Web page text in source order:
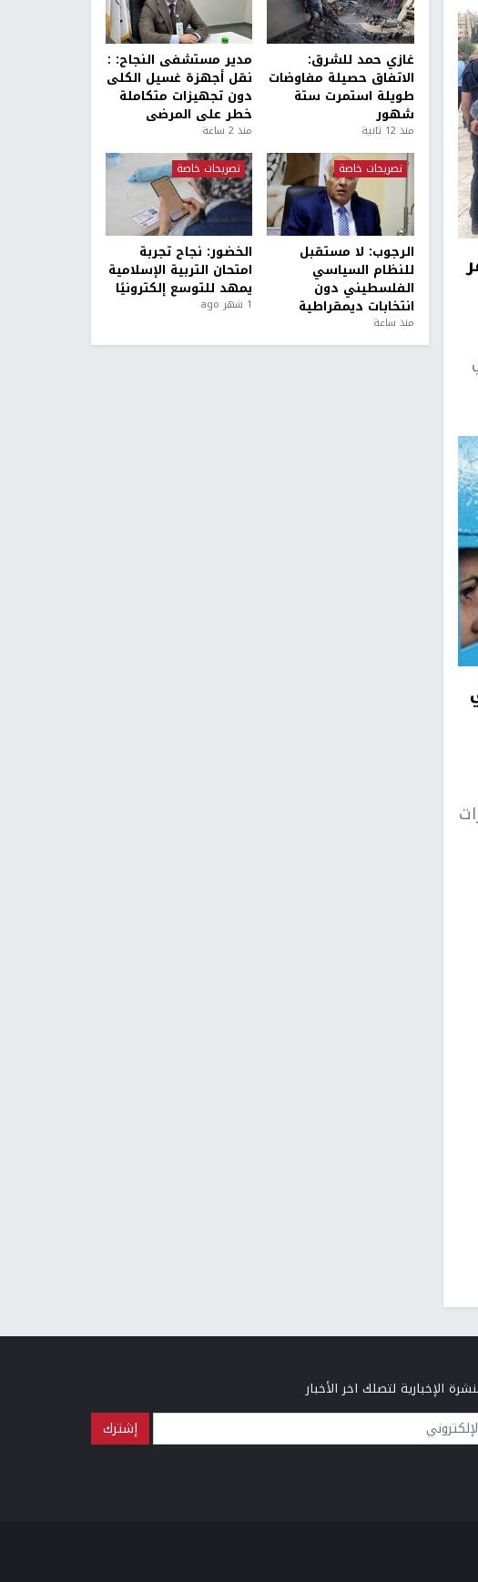
غازي حمد للشرق:
الاتفاق حصيلة مفاوضات
طويلة استمرت ستة
شهور
منذ 12 ثانية
مدير مستشفى النجاح: :
نقل أجهزة غسيل الكلى
دون تجهيزات متكاملة
خطر على المرضى
منذ 2 ساعة
تصريحات خاصة
الرجوب: لا مستقبل
للنظام السياسي
الفلسطيني دون
انتخابات ديمقراطية
منذ ساعة
تصريحات خاصة
الخضور: نجاح تجربة
امتحان التربية الإسلامية
يمهد للتوسع إلكترونيًا
1 شهر ago
الإخبارية لتصلك اخر الأخبار